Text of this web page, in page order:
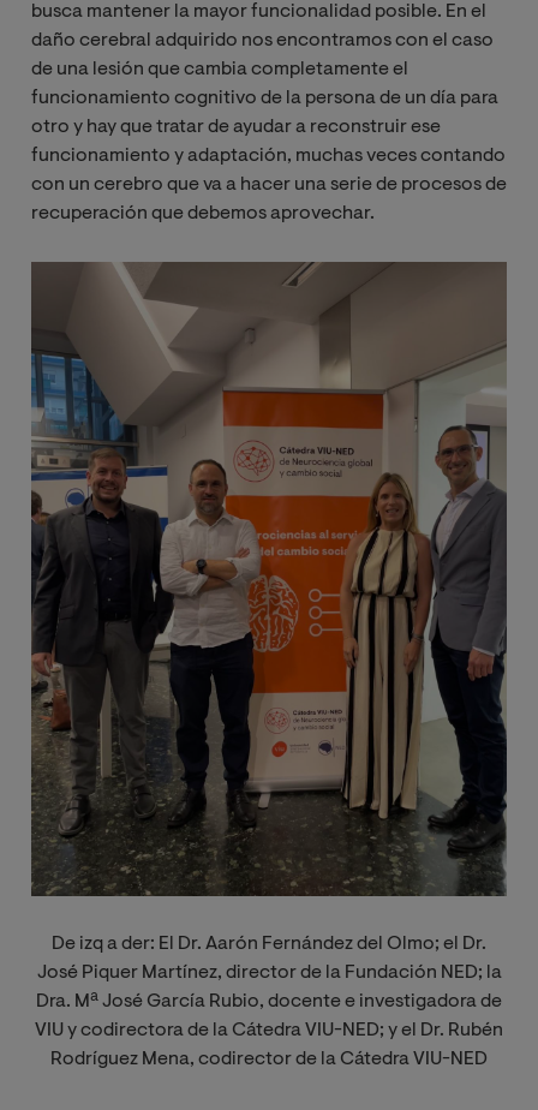
busca mantener la mayor funcionalidad posible. En el
daño cerebral adquirido nos encontramos con el caso
de una lesión que cambia completamente el
funcionamiento cognitivo de la persona de un día para
otro y hay que tratar de ayudar a reconstruir ese
funcionamiento y adaptación, muchas veces contando
con un cerebro que va a hacer una serie de procesos de
recuperación que debemos aprovechar.
Imagen
De izq a der: El Dr. Aarón Fernández del Olmo; el Dr.
José Piquer Martínez, director de la Fundación NED; la
Dra. Mª José García Rubio, docente e investigadora de
VIU y codirectora de la Cátedra VIU-NED; y el Dr. Rubén
Rodríguez Mena, codirector de la Cátedra VIU-NED